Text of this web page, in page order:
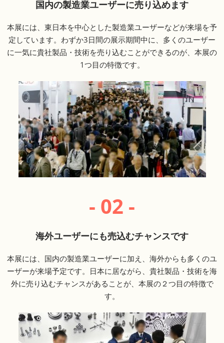
国内の製造業ユーザーに売り込めます
本展には、東日本を中心とした製造業ユーザーなどが来場を予
定しています。わずか3日間の展示期間中に、多くのユーザー
に一気に貴社製品・技術を売り込むことができるのが、本展の
1つ目の特徴です。
- 02 -
海外ユーザーにも売込むチャンスです
本展には、国内の製造業ユーザーに加え、海外からも多くのユ
ーザーが来場予定です。日本に居ながら、貴社製品・技術を海
外に売り込むチャンスがあることが、本展の２つ目の特徴で
す。